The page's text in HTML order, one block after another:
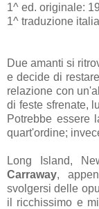
1^ ed. originale:
1^ traduzione
Due amanti si
e decide di
relazione con
di feste sfrenate,
Potrebbe essere
quart'ordine;
Long Island,
Carraway,
svolgersi delle
il ricchissimo e